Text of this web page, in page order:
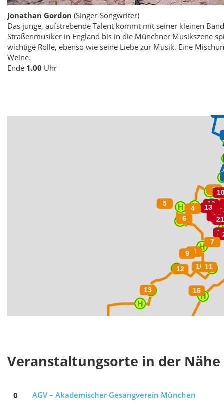
Jonathan Gordon (Singer-Songwriter)
Das junge, aufstrebende Talent kommt mit seiner kleinen
Straßenmusiker in England bis in die Münchner Musikszene
wichtige Rolle, ebenso wie seine Liebe zur Musik. Eine
Weine.
Ende 1.00 Uhr
Veranstaltungsorte in der Nähe
0 AGV – Akademischer Gesangverein München